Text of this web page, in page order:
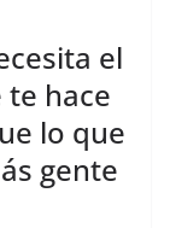
el
hace
lo que
gente